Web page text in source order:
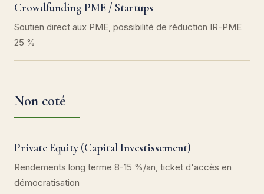
Crowdfunding PME / Startups
Soutien direct aux PME, possibilité de réduction IR-PME
25 %
Non coté
Private Equity (Capital Investissement)
Rendements long terme 8-15 %/an, ticket d'accès en
démocratisation